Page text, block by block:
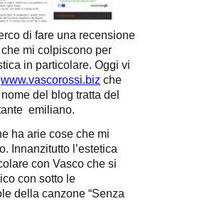
di fare una recensione
mi colpiscono per
in particolare. Oggi vi
www.vascorossi.biz che
del blog tratta del
emiliano.
ha arie cose che mi
Innanzitutto l’estetica
con Vasco che si
con sotto le
della canzone “Senza